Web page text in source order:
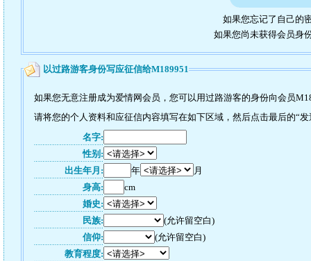
如果您忘记了自己的
如果您尚未获得会员身
以过路游客身份写应征信给M189951
如果您无意注册成为爱情网会员，您可以用过路游客的身份向会员
请将您的个人资料和应征信内容填写在如下区域，然后点击最后的“
名字:
性别:
出生年月:
年
月
身高:
cm
婚史:
民族:
(允许留空白)
信仰:
(允许留空白)
教育程度: